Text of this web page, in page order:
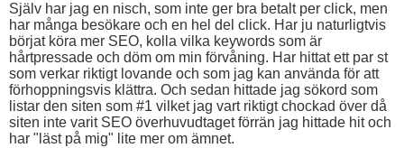
Själv har jag en nisch, som inte ger bra betalt per click, men
har många besökare och en hel del click. Har ju naturligtvis
börjat köra mer SEO, kolla vilka keywords som är
hårtpressade och döm om min förvåning. Har hittat ett par st
som verkar riktigt lovande och som jag kan använda för att
förhoppningsvis klättra. Och sedan hittade jag sökord som
listar den siten som #1 vilket jag vart riktigt chockad över då
siten inte varit SEO överhuvudtaget förrän jag hittade hit och
har "läst på mig" lite mer om ämnet.